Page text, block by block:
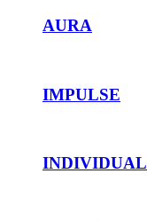
AURA
IMPULSE
INDIVIDUAL